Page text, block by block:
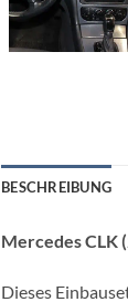
BESCHREIBUNG
Mercedes CLK
Dieses